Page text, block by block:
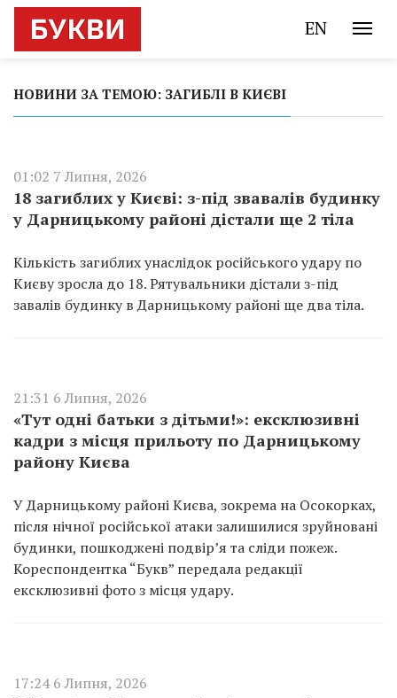
EN
НОВИНИ ЗА ТЕМОЮ: ЗАГИБЛІ В КИЄВІ
01:02 7 Липня, 2026
18 загиблих у Києві: з-під звавалів будинку
у Дарницькому районі дістали ще 2 тіла
Кількість загиблих унаслідок російського удару по
Києву зросла до 18. Рятувальники дістали з-під
завалів будинку в Дарницькому районі ще два тіла.
21:31 6 Липня, 2026
«Тут одні батьки з дітьми!»: ексклюзивні
кадри з місця прильоту по Дарницькому
району Києва
У Дарницькому районі Києва, зокрема на Осокорках,
після нічної російської атаки залишилися зруйновані
будинки, пошкоджені подвір’я та сліди пожеж.
Кореспондентка “Букв” передала редакції
ексклюзивні фото з місця удару.
17:24 6 Липня, 2026